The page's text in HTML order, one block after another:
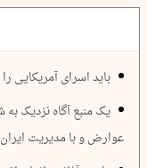
باید اسرای آمریکایی
یک منبع آگاه نزدیک
عوارض و با مدیریت